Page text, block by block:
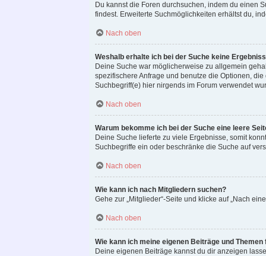
Du kannst die Foren durchsuchen, indem du einen
findest. Erweiterte Suchmöglichkeiten erhältst du,
Nach oben
Weshalb erhalte ich bei der Suche keine
Deine Suche war möglicherweise zu allgemein
spezifischere Anfrage und benutze die Optionen,
Suchbegriff(e) hier nirgends im Forum verwendet
Nach oben
Warum bekomme ich bei der Suche eine leere
Deine Suche lieferte zu viele Ergebnisse, somit
Suchbegriffe ein oder beschränke die Suche auf
Nach oben
Wie kann ich nach Mitgliedern suchen?
Gehe zur „Mitglieder“-Seite und klicke auf „Nach
Nach oben
Wie kann ich meine eigenen Beiträge und Themen
Deine eigenen Beiträge kannst du dir anzeigen